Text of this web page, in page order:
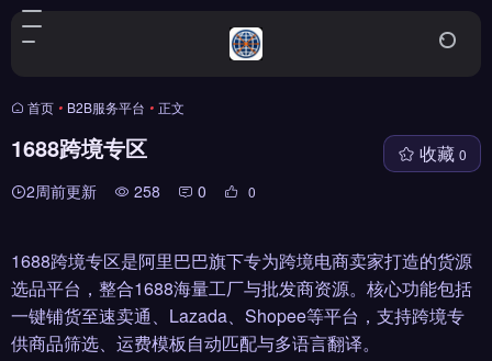
首页 • B2B服务平台 • 正文
1688跨境专区
2周前更新 258 0 0
收藏 0
1688跨境专区是阿里巴巴旗下专为跨境电商卖家打造的货源
选品平台，整合1688海量工厂与批发商资源。核心功能包括
一键铺货至速卖通、Lazada、Shopee等平台，支持跨境专
供商品筛选、运费模板自动匹配与多语言翻译。